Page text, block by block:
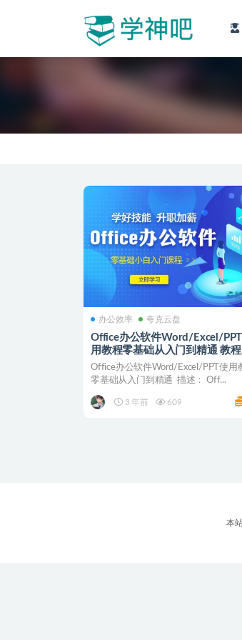
办公效率 夸克云盘
Office办公软件Word/Excel/
用教程零基础从入门到精通 教程
集44.2GB 云盘资源
Office办公软件Word/Excel/PPT使用
零基础从入门到精通 描述： Off...
3 年前 609
本